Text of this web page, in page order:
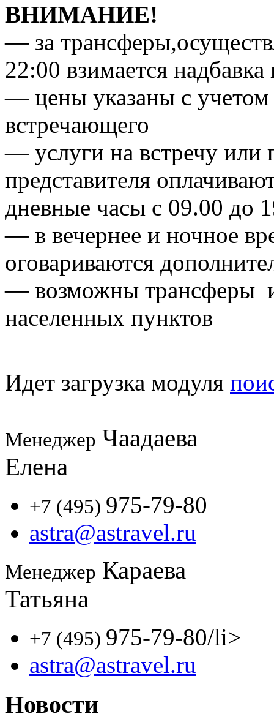
ВНИМАНИЕ!
— за
22:00 взимается
— цены указаны с учетом
встречающего
— услуги на встречу или
представителя
дневные часы с 09.00 до
— в вечернее и ночное
оговариваются
— возможны трансферы
населенных пунктов
Идет загрузка модуля
Менеджер Чаадаева
Елена
+7 (495) 975-79-80
astra@astravel.ru
Менеджер Караева
Татьяна
+7 (495) 975-79-80/li>
astra@astravel.ru
Новости